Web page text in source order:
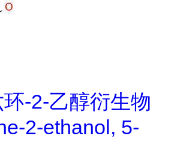
-2-乙醇衍生物
2-ethanol, 5-